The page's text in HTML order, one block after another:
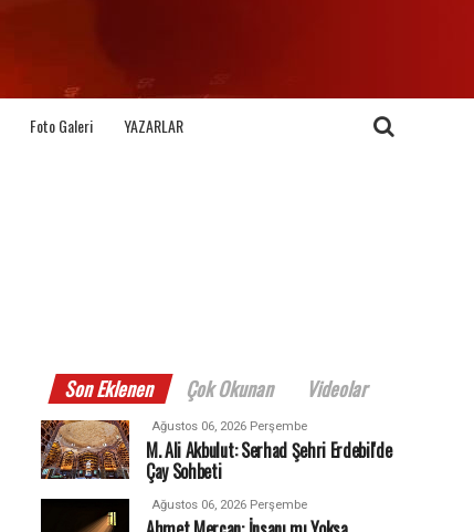
Foto Galeri YAZARLAR
Son Eklenen Çok Okunan Videolar
Ağustos 06, 2026 Perşembe
M. Ali Akbulut: Serhad Şehri Erdebil'de
Çay Sohbeti
Ağustos 06, 2026 Perşembe